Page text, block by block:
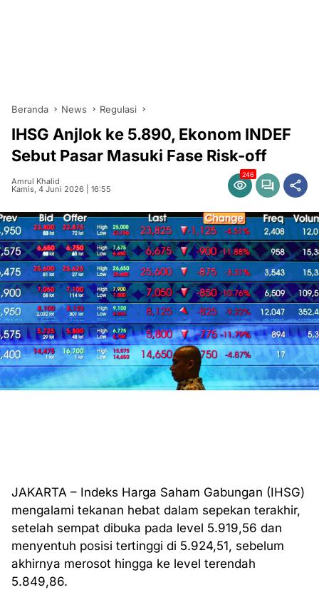
Beranda News Regulasi
IHSG Anjlok ke 5.890, Ekonom INDEF
Sebut Pasar Masuki Fase Risk-off
Amrul Khalid
Kamis, 4 Juni 2026 | 16:55
246
JAKARTA – Indeks Harga Saham Gabungan (IHSG)
mengalami tekanan hebat dalam sepekan terakhir,
setelah sempat dibuka pada level 5.919,56 dan
menyentuh posisi tertinggi di 5.924,51, sebelum
akhirnya merosot hingga ke level terendah
5.849,86.